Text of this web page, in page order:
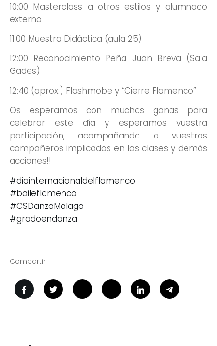
10:00 Masterclass a otros estilos y alumnado
externo
11:00 Muestra Didáctica (aula 25)
12:00 Reconocimiento Peña Juan Breva (Sala
Gades)
12:40 (aprox.) Flashmobe y “Cierre Flamenco”
Os esperamos con muchas ganas para
celebrar este día y esperamos vuestra
participación, acompañando a vuestros
compañeros implicados en las clases y demás
acciones!!
#diainternacionaldelflamenco
#baileflamenco
#CSDanzaMalaga
#gradoendanza
Compartir: